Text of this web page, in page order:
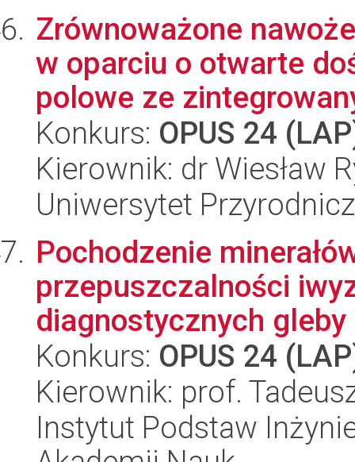
Zrównoważone
w oparciu o otwarte
polowe ze
Konkurs: OPUS 24
Kierownik: dr Wiesław
Uniwersytet
Pochodzenie
przepuszczalności
diagnostycznych
Konkurs: OPUS 24
Kierownik: prof.
Instytut Podstaw